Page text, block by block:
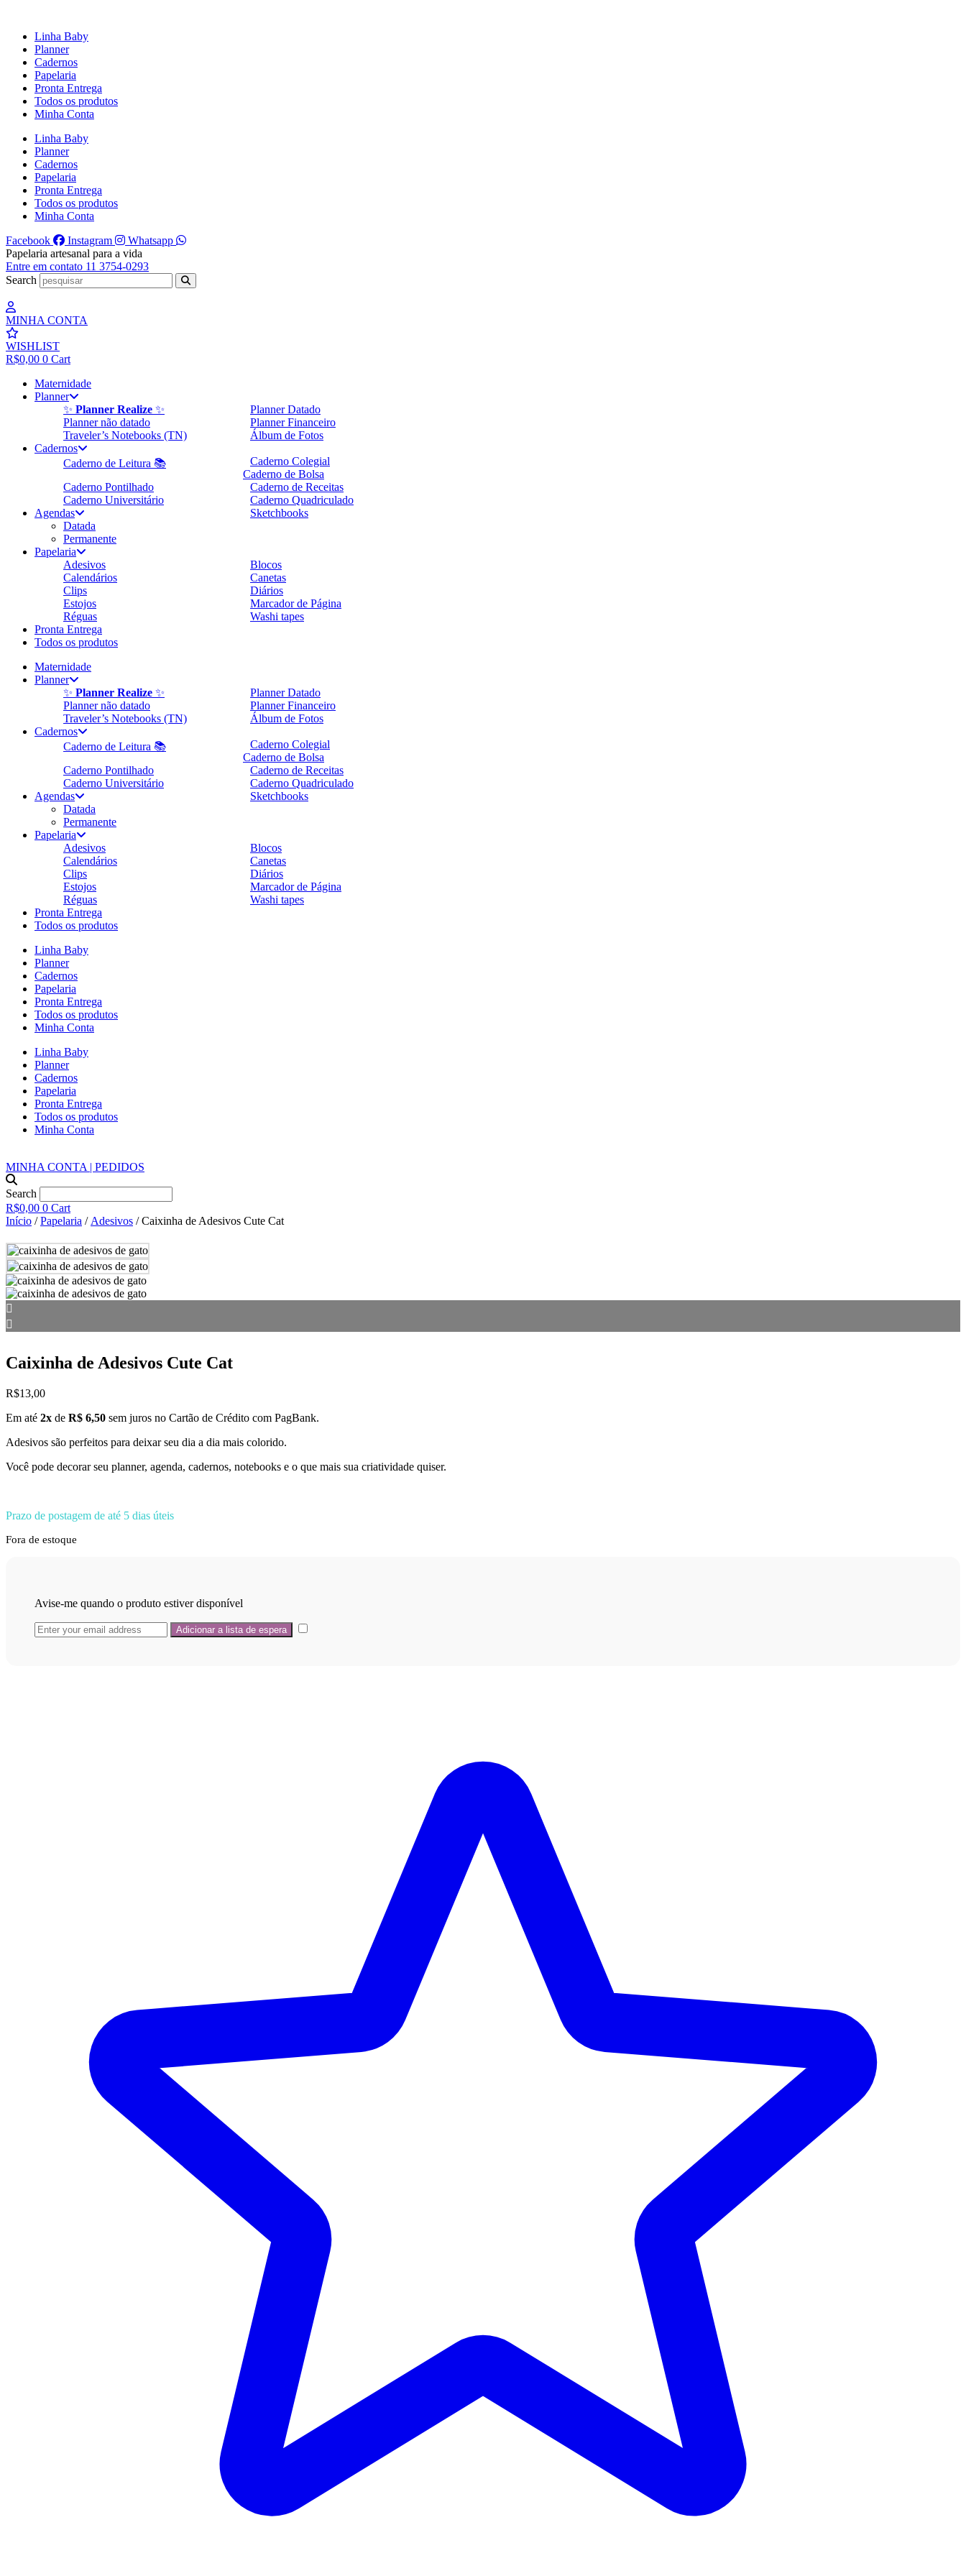
conteúdo
Linha Baby
Planner
Cadernos
Papelaria
Pronta Entrega
Todos os produtos
Minha Conta
Linha Baby
Planner
Cadernos
Papelaria
Pronta Entrega
Todos os produtos
Minha Conta
Facebook
Instagram
Whatsapp
Papelaria artesanal para a vida
Entre em contato 11 3754-0293
Search
MINHA CONTA
WISHLIST
R$0,00 0 Cart
Maternidade
Planner
✨ Planner Realize ✨
Planner Datado
Planner não datado
Planner Financeiro
Traveler’s Notebooks (TN)
Álbum de Fotos
Cadernos
Caderno de Leitura 📚
Caderno Colegial
Caderno de Bolsa
Caderno de Receitas
Caderno Pontilhado
Caderno Quadriculado
Caderno Universitário
Sketchbooks
Agendas
Datada
Permanente
Papelaria
Adesivos
Blocos
Calendários
Canetas
Clips
Diários
Estojos
Marcador de Página
Réguas
Washi tapes
Pronta Entrega
Todos os produtos
Maternidade
Planner
✨ Planner Realize ✨
Planner Datado
Planner não datado
Planner Financeiro
Traveler’s Notebooks (TN)
Álbum de Fotos
Cadernos
Caderno de Leitura 📚
Caderno Colegial
Caderno de Bolsa
Caderno de Receitas
Caderno Pontilhado
Caderno Quadriculado
Caderno Universitário
Sketchbooks
Agendas
Datada
Permanente
Papelaria
Adesivos
Blocos
Calendários
Canetas
Clips
Diários
Estojos
Marcador de Página
Réguas
Washi tapes
Pronta Entrega
Todos os produtos
Linha Baby
Planner
Cadernos
Papelaria
Pronta Entrega
Todos os produtos
Minha Conta
Linha Baby
Planner
Cadernos
Papelaria
Pronta Entrega
Todos os produtos
Minha Conta
MINHA CONTA | PEDIDOS
Search
R$0,00 0 Cart
Início /Papelaria / Adesivos / Caixinha de Adesivos Cute Cat
Caixinha de Adesivos Cute Cat
R$13,00
Em até 2x de R$ 6,50 sem juros no Cartão de Crédito com PagBank.
Adesivos são perfeitos para deixar seu dia a dia mais colorido.
Você pode decorar seu planner, agenda, cadernos, notebooks e o que mais sua criatividade quiser.
Prazo de postagem de até 5 dias úteis
Fora de estoque
Avise-me quando o produto estiver disponível